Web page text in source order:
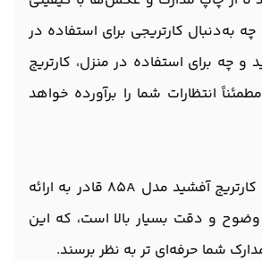
به‌دنبال کارتریجی برای استفاده در
و چه برای استفاده در منزل، کارتریج
آفشید مدل 85A مطمئناً انتظارات شما را برآورده خواهد
کارتریج آفشید مدل 85A قادر به ارائه
و دقت بسیار بالا است، که این
شما حرفه‌ای تر به نظر برسند.